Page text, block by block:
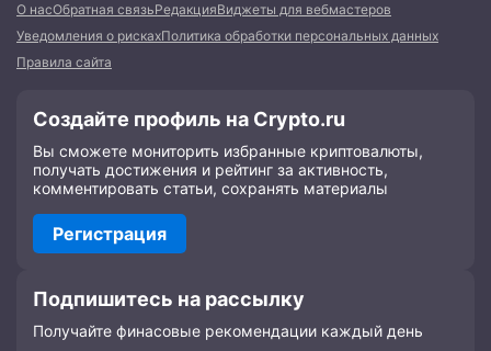
О насОбратная связьРедакцияВиджеты для вебмастеров
Уведомления о рискахПолитика обработки персональных данных
Правила сайта
Создайте профиль на Crypto.ru
Вы сможете мониторить избранные криптовалюты,
получать достижения и рейтинг за активность,
комментировать статьи, сохранять материалы
Регистрация
Подпишитесь на рассылку
Получайте финасовые рекомендации каждый день